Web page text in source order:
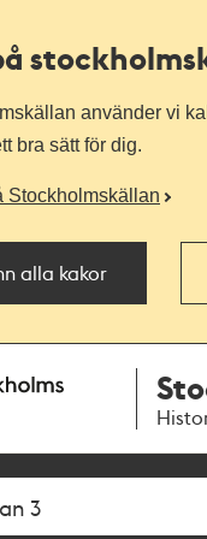
använder vi
bra sätt för dig.
Stockholmskällan
alla kakor